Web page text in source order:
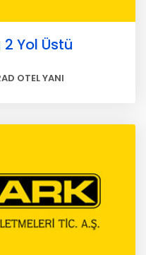
Yol Üstü
OTEL YANI